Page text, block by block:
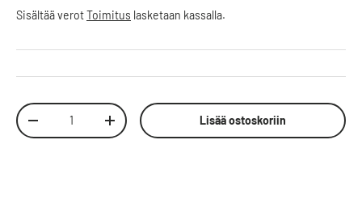
Sisältää verotToimitus lasketaan kassalla.
Määrä
Vähennä määrääLisää määrää Lisää ostoskoriin